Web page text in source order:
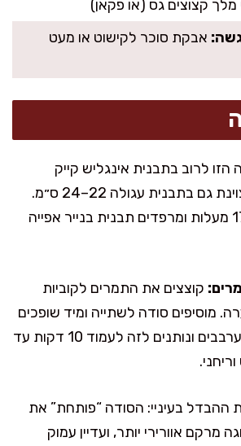
אבקת סוכר לקישוט או מעט
הזו לרוב בתבנית אינגליש קייק
ארוכה, אבל היא מצוינת גם בתבנית עגולה 22–24 ס״מ.
מחממים תנור ל-175 מעלות ומרפדים תבנית בנייר אפייה
קוצצים את התמרים לקוביות
מוסיפים סודה לשתייה ומיד שופכים
מעל מים רותחים, מערבבים ונותנים לזה לעמוד 10 דקות עד
בעיניי: הסודה “פותחת” את
מרקם אוורירי יותר, ועדיין עמוק